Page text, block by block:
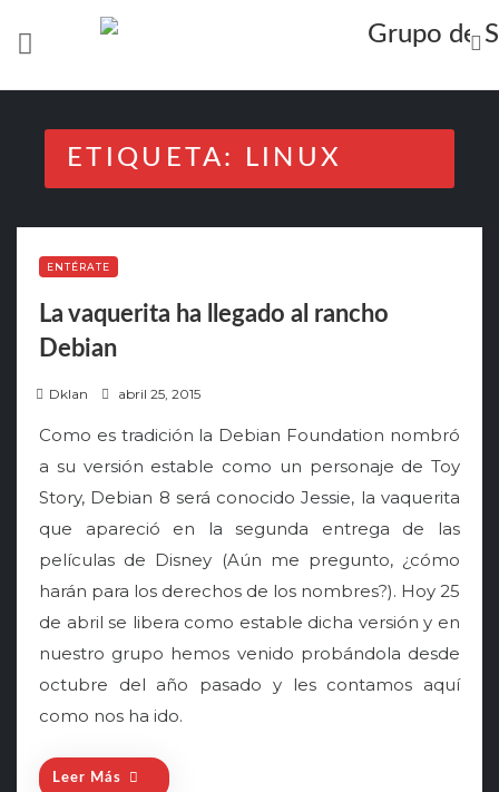
ETIQUETA: LINUX
ENTÉRATE
La vaquerita ha llegado al rancho
Debian
Dklan
s
t
e
d
o
abril 25, 2015
Como es tradición la Debian Foundation nombró
a su versión estable como un personaje de Toy
Story, Debian 8 será conocido Jessie, la vaquerita
que apareció en la segunda entrega de las
películas de Disney (Aún me pregunto, ¿cómo
harán para los derechos de los nombres?). Hoy 25
de abril se libera como estable dicha versión y en
nuestro grupo hemos venido probándola desde
octubre del año pasado y les contamos aquí
como nos ha ido.
Leer Más